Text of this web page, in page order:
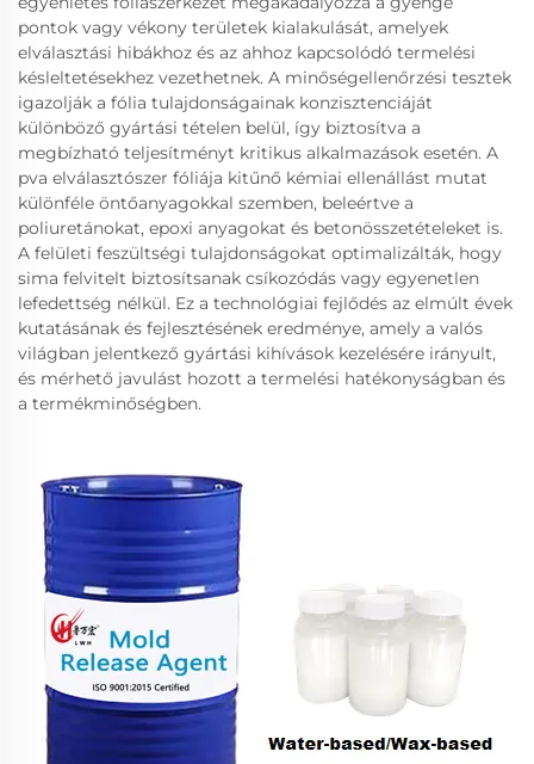
pontok vagy vékony területek kialakulását, amelyek
elválasztási hibákhoz és az ahhoz kapcsolódó termelési
késleltetésekhez vezethetnek. A minőségellenőrzési tesztek
igazolják a fólia tulajdonságainak konzisztenciáját
különböző gyártási tételen belül, így biztosítva a
megbízható teljesítményt kritikus alkalmazások esetén. A
pva elválasztószer fóliája kitűnő kémiai ellenállást mutat
különféle öntőanyagokkal szemben, beleértve a
poliuretánokat, epoxi anyagokat és betonösszetételeket is.
A felületi feszültségi tulajdonságokat optimalizálták, hogy
sima felvitelt biztosítsanak csíkozódás vagy egyenetlen
lefedettség nélkül. Ez a technológiai fejlődés az elmúlt évek
kutatásának és fejlesztésének eredménye, amely a valós
világban jelentkező gyártási kihívások kezelésére irányult,
és mérhető javulást hozott a termelési hatékonyságban és
a termékminőségben.